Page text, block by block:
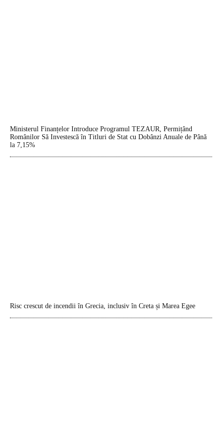
Ministerul Finanțelor Introduce Programul TEZAUR, Permițând
Românilor Să Investescă în Titluri de Stat cu Dobânzi Anuale de Până
la 7,15%
Risc crescut de incendii în Grecia, inclusiv în Creta și Marea Egee